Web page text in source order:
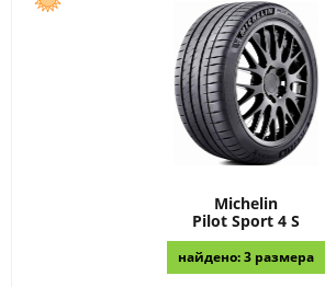
Michelin
Pilot Sport 4 S
найдено: 3 размера